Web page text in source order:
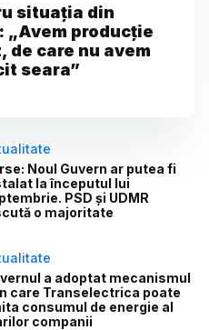
situația din
„Avem producție
de care nu avem
seara”
Noul Guvern ar putea fi
la începutul lui
PSD și UDMR
o majoritate
a adoptat mecanismul
care Transelectrica poate
consumul de energie al
companii